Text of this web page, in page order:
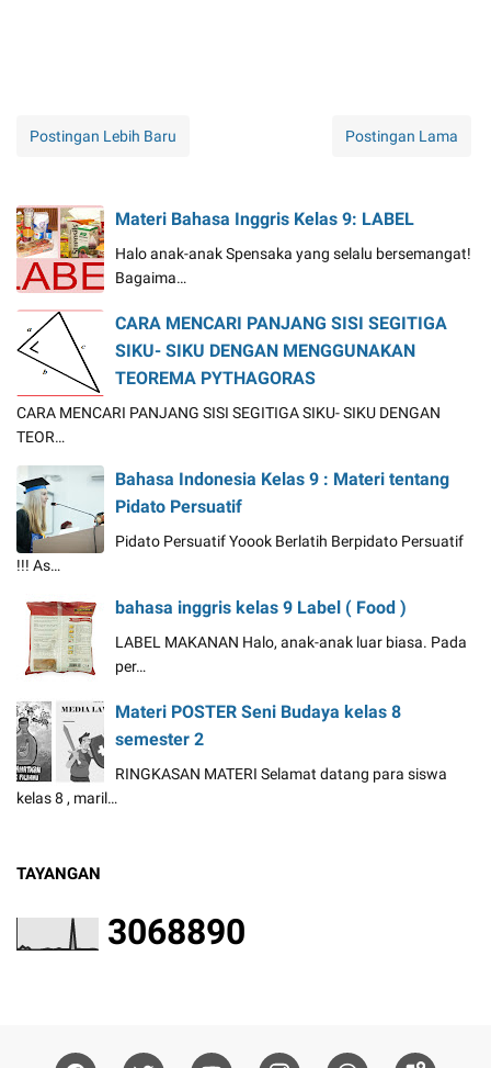
Postingan Lebih Baru Postingan Lama
Materi Bahasa Inggris Kelas 9: LABEL
Halo anak-anak Spensaka yang selalu bersemangat!
Bagaima…
CARA MENCARI PANJANG SISI SEGITIGA
SIKU- SIKU DENGAN MENGGUNAKAN
TEOREMA PYTHAGORAS
CARA MENCARI PANJANG SISI SEGITIGA SIKU- SIKU DENGAN
TEOR…
Bahasa Indonesia Kelas 9 : Materi tentang
Pidato Persuatif
Pidato Persuatif Yoook Berlatih Berpidato Persuatif
!!! As…
bahasa inggris kelas 9 Label ( Food )
LABEL MAKANAN Halo, anak-anak luar biasa. Pada
per…
Materi POSTER Seni Budaya kelas 8
semester 2
RINGKASAN MATERI Selamat datang para siswa
kelas 8 , maril…
TAYANGAN
3068890